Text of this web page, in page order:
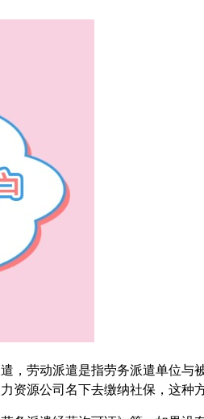
，劳动派遣是指劳务派遣单位与
源公司名下去缴纳社保，这种